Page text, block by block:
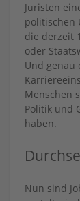
Juristen
politischen
die derzeit
oder
Und genau
Menschen
Politik und
haben.
Nun sind